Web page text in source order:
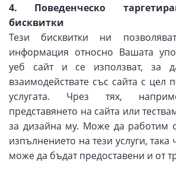
4. Поведенческо
бисквитки
Тези бисквитки ни
информация относно Вашата
уеб сайт и се използват, за
взаимодействате със сайта с цел
услугата. Чрез тях,
представянето на сайта или
за дизайна му. Може да работим
изпълнението на тези услуги, така
може да бъдат предоставени и от